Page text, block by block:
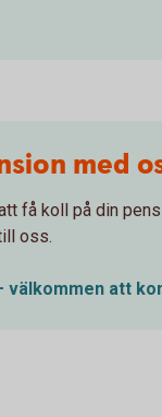
med
få koll på din
oss.
välkommen att